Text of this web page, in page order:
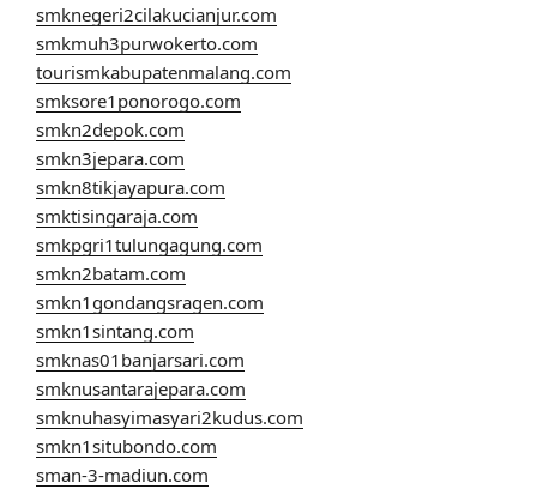
smknegeri2cilakucianjur.com
smkmuh3purwokerto.com
tourismkabupatenmalang.com
smksore1ponorogo.com
smkn2depok.com
smkn3jepara.com
smkn8tikjayapura.com
smktisingaraja.com
smkpgri1tulungagung.com
smkn2batam.com
smkn1gondangsragen.com
smkn1sintang.com
smknas01banjarsari.com
smknusantarajepara.com
smknuhasyimasyari2kudus.com
smkn1situbondo.com
sman-3-madiun.com